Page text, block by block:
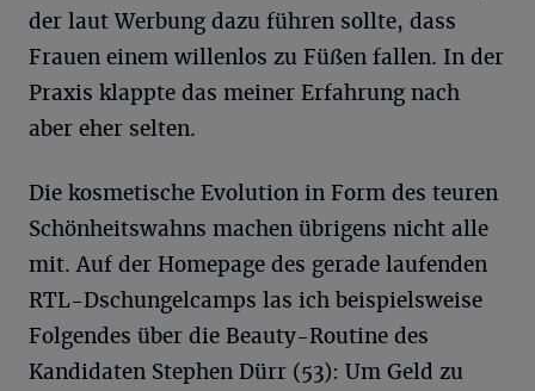
der laut Werbung dazu führen sollte, dass
Frauen einem willenlos zu Füßen fallen. In der
Praxis klappte das meiner Erfahrung nach
aber eher selten.
Die kosmetische Evolution in Form des teuren
Schönheitswahns machen übrigens nicht alle
mit. Auf der Homepage des gerade laufenden
RTL-Dschungelcamps las ich beispielsweise
Folgendes über die Beauty-Routine des
Kandidaten Stephen Dürr (53): Um Geld zu